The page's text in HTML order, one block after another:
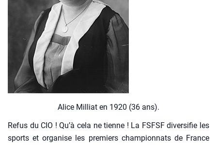
Alice Mil­liat en 1920 (36 ans).
Refus du CIO ! Qu’à cela ne tienne ! La FSFSF diver­si­fie les
sports et orga­nise les pre­miers cham­pion­nats de France